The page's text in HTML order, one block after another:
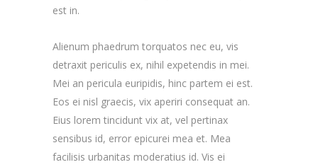
est in.
Alienum phaedrum torquatos nec eu, vis
detraxit periculis ex, nihil expetendis in mei.
Mei an pericula euripidis, hinc partem ei est.
Eos ei nisl graecis, vix aperiri consequat an.
Eius lorem tincidunt vix at, vel pertinax
sensibus id, error epicurei mea et. Mea
facilisis urbanitas moderatius id. Vis ei